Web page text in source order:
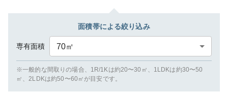
面積帯による絞り込み
専有面積 70㎡
※一般的な間取りの場合、1R/1Kは約20〜30㎡、1LDKは約30〜50
㎡、2LDKは約50〜60㎡が目安です。